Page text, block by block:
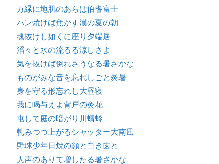
万緑に地肌のあらは伯耆富士
パン焼けば焦がす漢の夏の朝
魂抜けし如くに座り夕端居
滔々と水の流るる涼しさよ
気を抜けば倒れさうなる暑さかな
ものがみな音を忘れしごと炎暑
身を守る形忘れし大昼寝
我に喝与えよ背戸の灸花
屯して庭の暗がり川蜻蛉
軋みつつ上がるシャッター大南風
野球少年日焼の顔と白き歯と
人声のありて増したる暑さかな